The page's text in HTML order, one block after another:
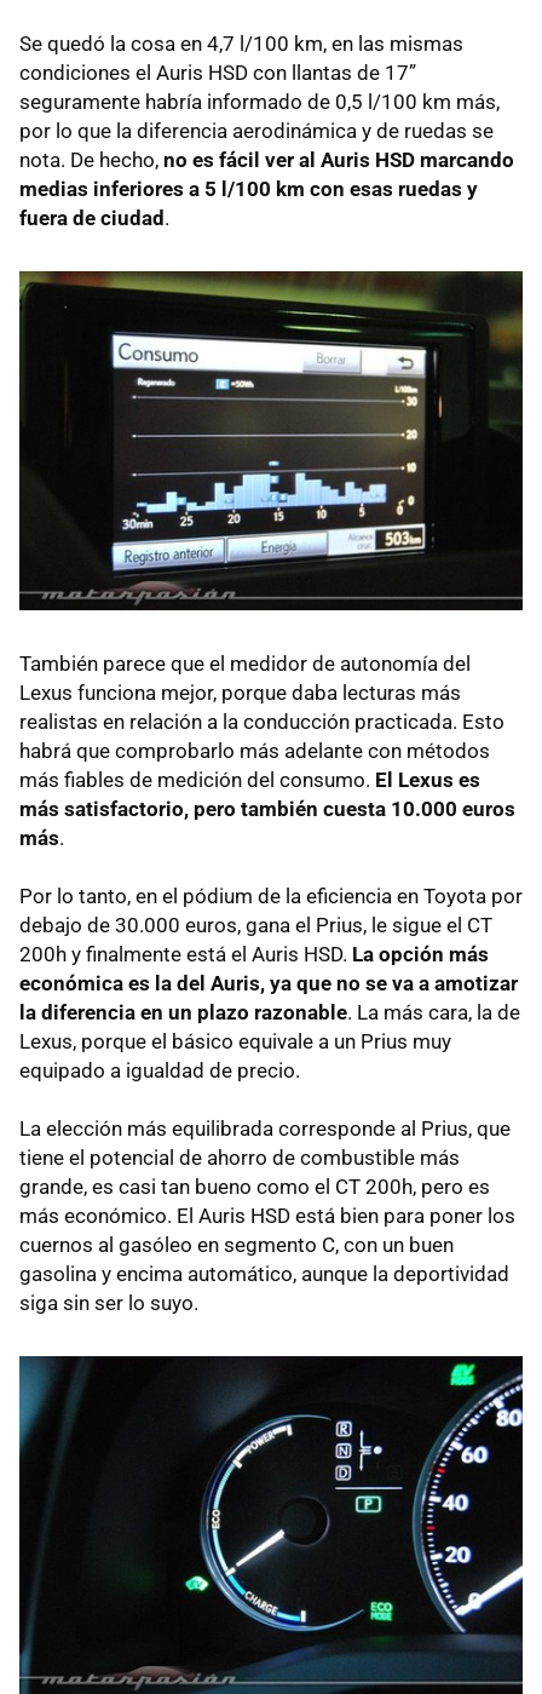
Se quedó la cosa en 4,7 l/100 km, en las mismas
condiciones el Auris HSD con llantas de 17”
seguramente habría informado de 0,5 l/100 km más,
por lo que la diferencia aerodinámica y de ruedas se
nota. De hecho, no es fácil ver al Auris HSD marcando
medias inferiores a 5 l/100 km con esas ruedas y
fuera de ciudad .
También parece que el medidor de autonomía del
Lexus funciona mejor, porque daba lecturas más
realistas en relación a la conducción practicada. Esto
habrá que comprobarlo más adelante con métodos
más fiables de medición del consumo. El Lexus es
más satisfactorio, pero también cuesta 10.000 euros
más.
Por lo tanto, en el pódium de la eficiencia en Toyota por
debajo de 30.000 euros, gana el Prius, le sigue el CT
200h y finalmente está el Auris HSD. La opción más
económica es la del Auris, ya que no se va a amotizar
la diferencia en un plazo razonable. La más cara, la de
Lexus, porque el básico equivale a un Prius muy
equipado a igualdad de precio.
La elección más equilibrada corresponde al Prius, que
tiene el potencial de ahorro de combustible más
grande, es casi tan bueno como el CT 200h, pero es
más económico. El Auris HSD está bien para poner los
cuernos al gasóleo en segmento C, con un buen
gasolina y encima automático, aunque la deportividad
siga sin ser lo suyo.